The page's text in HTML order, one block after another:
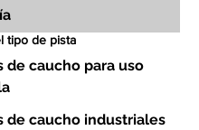
tipo de pista
de caucho para uso
de caucho industriales